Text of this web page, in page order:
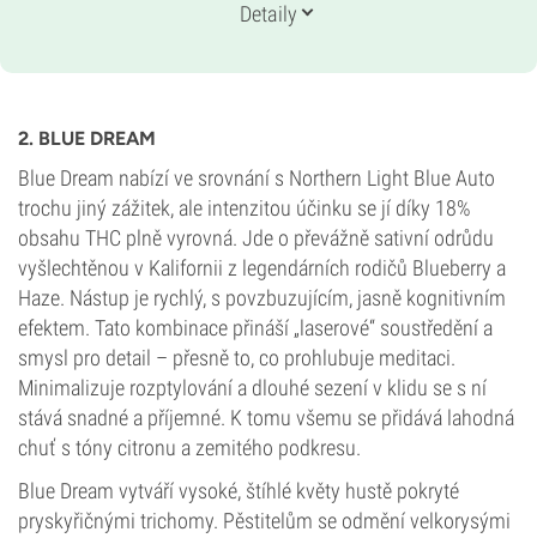
Samonakvétací převážně indica
10–11 týdnů od semínka po sklizeň
CBD
Neznámé
Typ kvetení
Samonakvétací
Detaily
2. BLUE DREAM
Blue Dream nabízí ve srovnání s Northern Light Blue Auto
trochu jiný zážitek, ale intenzitou účinku se jí díky 18%
obsahu THC plně vyrovná. Jde o převážně sativní odrůdu
vyšlechtěnou v Kalifornii z legendárních rodičů Blueberry a
Haze. Nástup je rychlý, s povzbuzujícím, jasně kognitivním
efektem. Tato kombinace přináší „laserové“ soustředění a
smysl pro detail – přesně to, co prohlubuje meditaci.
Minimalizuje rozptylování a dlouhé sezení v klidu se s ní
stává snadné a příjemné. K tomu všemu se přidává lahodná
chuť s tóny citronu a zemitého podkresu.
Blue Dream vytváří vysoké, štíhlé květy hustě pokryté
pryskyřičnými trichomy. Pěstitelům se odmění velkorysými